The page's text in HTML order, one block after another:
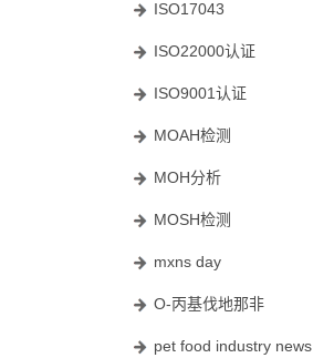
ISO17043
ISO22000认证
ISO9001认证
MOAH检测
MOH分析
MOSH检测
mxns day
O-丙基伐地那非
pet food industry news